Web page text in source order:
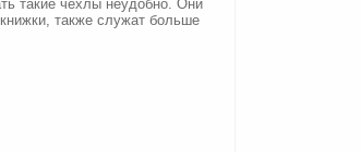
такие чехлы неудобно. Они
также служат больше